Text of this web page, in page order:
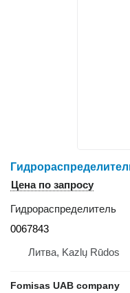
Цена по запросу
Гидрораспределитель
0067843
Литва, Kazlų Rūdos
Fomisas UAB company